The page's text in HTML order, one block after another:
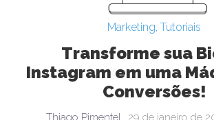
Marketing, Tutoriais
Transforme sua
Instagram em uma
Conversões!
Thiago Pimentel 29 de janeiro de